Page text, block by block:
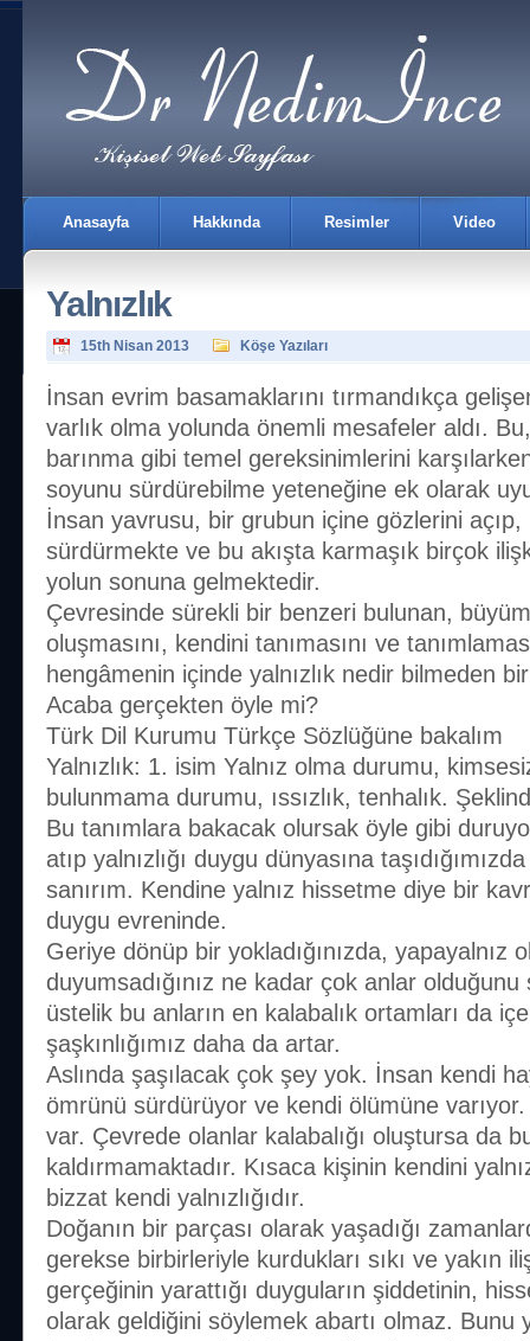
Anasayfa Hakkında Resimler Video
İletişim
Yalnızlık
15th Nisan 2013 Köşe Yazıları
İnsan evrim basamaklarını tırmandıkça
varlık olma yolunda önemli mesafeler aldı.
barınma gibi temel gereksinimlerini
soyunu sürdürebilme yeteneğine ek olarak
İnsan yavrusu, bir grubun içine gözlerini açıp,
sürdürmekte ve bu akışta karmaşık birçok
yolun sonuna gelmektedir.
Çevresinde sürekli bir benzeri bulunan,
oluşmasını, kendini tanımasını ve
hengâmenin içinde yalnızlık nedir bilmeden
Acaba gerçekten öyle mi?
Türk Dil Kurumu Türkçe Sözlüğüne bakalım
Yalnızlık: 1. isim Yalnız olma durumu,
bulunmama durumu, ıssızlık, tenhalık.
Bu tanımlara bakacak olursak öyle gibi
atıp yalnızlığı duygu dünyasına
sanırım. Kendine yalnız hissetme diye bir
duygu evreninde.
Geriye dönüp bir yokladığınızda, yapayalnız
duyumsadığınız ne kadar çok anlar olduğunu
üstelik bu anların en kalabalık ortamları da
şaşkınlığımız daha da artar.
Aslında şaşılacak çok şey yok. İnsan kendi
ömrünü sürdürüyor ve kendi ölümüne
var. Çevrede olanlar kalabalığı oluştursa da
kaldırmamaktadır. Kısaca kişinin kendini
bizzat kendi yalnızlığıdır.
Doğanın bir parçası olarak yaşadığı
gerekse birbirleriyle kurdukları sıkı ve yakın
gerçeğinin yarattığı duyguların şiddetinin,
olarak geldiğini söylemek abartı olmaz. Bunu